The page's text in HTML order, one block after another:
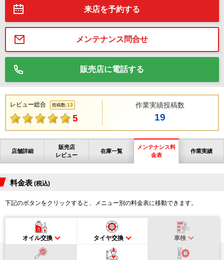
来店を予約する
メンテナンス問合せ
販売店に電話する
レビュー総合 投稿数:13
5
作業実績投稿数
19
店舗詳細
販売店
レビュー
在庫一覧
メンテナンス料
金表
作業実績
料金表 (税込)
下記のボタンをクリックすると、メニュー別の料金表に移動できます。
オイル交換 タイヤ交換 車検